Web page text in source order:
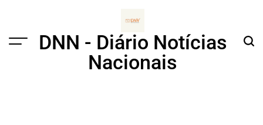
Menu
DNN - Diário Notícias
Nacionais